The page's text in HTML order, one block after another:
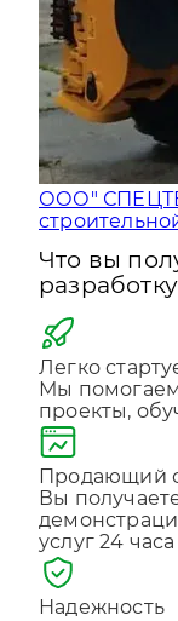
ООО"
Что вы
Легко
Мы помогаем
проекты,
Продающий
Вы
услуг 24 часа